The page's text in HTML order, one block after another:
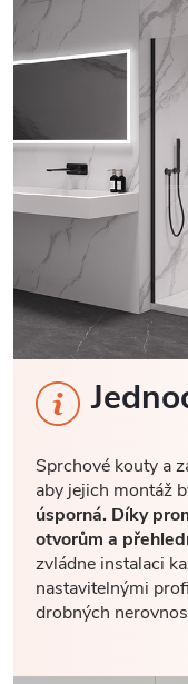
Sprchové kouty a
aby jejich montáž
úsporná. Díky
otvorům a
zvládne instalaci
nastavitelnými
drobných